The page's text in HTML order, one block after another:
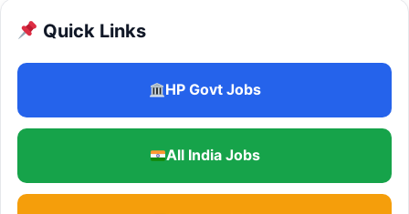
Quick Links
HP Govt Jobs
All India Jobs